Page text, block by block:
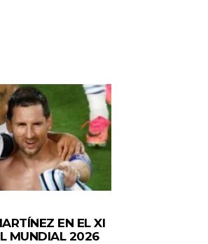
EN EL XI
MUNDIAL 2026